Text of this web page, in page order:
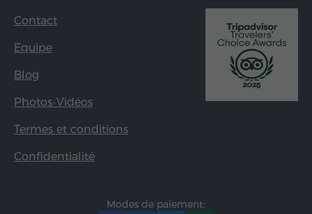
Contact
Equipe
Blog
Photos-Vidéos
Termes et conditions
Confidentialité
Modes de paiement: